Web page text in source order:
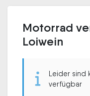
Motorrad
Loiwein
Leider sind
verfügbar